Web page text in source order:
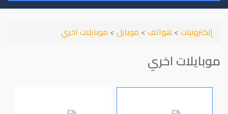
إلكترونيات> هواتف> موبايل> موبايلات اخري
موبايلات اخري